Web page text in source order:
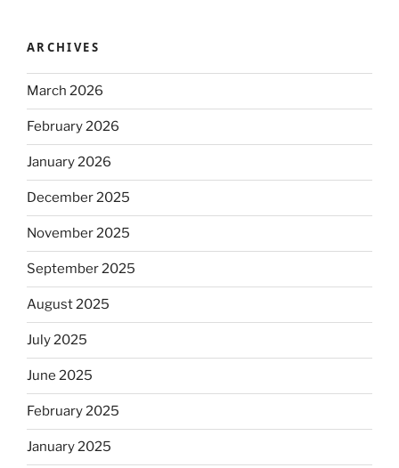
ARCHIVES
March 2026
February 2026
January 2026
December 2025
November 2025
September 2025
August 2025
July 2025
June 2025
February 2025
January 2025